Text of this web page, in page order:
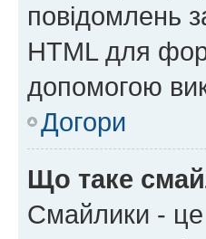
повідомлень
HTML для
допомогою
Догори
Що таке
Смайлики - це